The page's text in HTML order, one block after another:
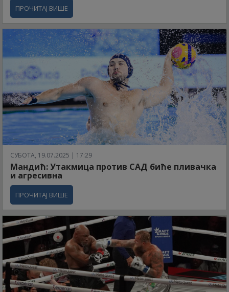
ПРОЧИТАЈ ВИШЕ
СУБОТА, 19.07.2025 | 17:29
Мандић: Утакмица против САД биће пливачка
и агресивна
ПРОЧИТАЈ ВИШЕ